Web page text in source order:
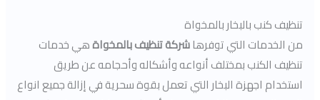
تنظيف كنب بالبخار بالمخواة
من الخدمات التي توفرهاشركة تنظيف بالمخواةهي خدمات
تنظيف الكنب بمختلف أنواعه وأشكاله وأحجامه عن طريق
استخدام اجهزة البخار التي تعمل بقوة سحرية في إزالة جميع انواع